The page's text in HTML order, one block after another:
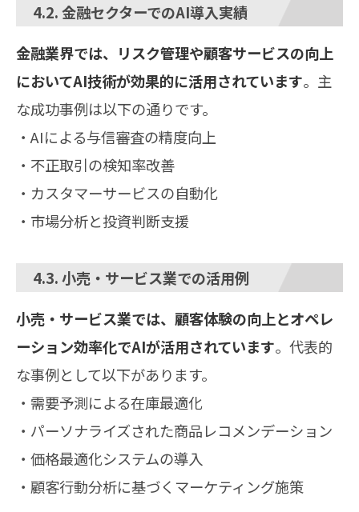
4.2. 金融セクターでのAI導入実績
金融業界では、リスク管理や顧客サービスの向上
においてAI技術が効果的に活用されています。主
な成功事例は以下の通りです。
・AIによる与信審査の精度向上
・不正取引の検知率改善
・カスタマーサービスの自動化
・市場分析と投資判断支援
4.3. 小売・サービス業での活用例
小売・サービス業では、顧客体験の向上とオペレ
ーション効率化でAIが活用されています。代表的
な事例として以下があります。
・需要予測による在庫最適化
・パーソナライズされた商品レコメンデーション
・価格最適化システムの導入
・顧客行動分析に基づくマーケティング施策